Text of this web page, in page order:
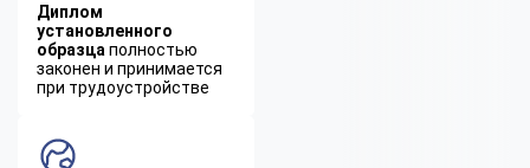
Диплом
установленного
образца полностью
законен и принимается
при трудоустройстве